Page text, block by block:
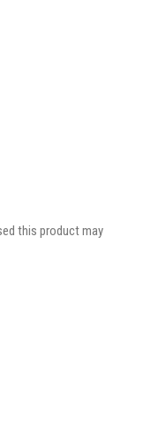
this product may